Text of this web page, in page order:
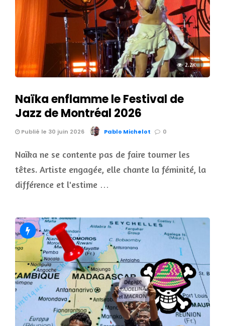
2.2K
Naïka enflamme le Festival de
Jazz de Montréal 2026
Publié le 30 juin 2026 Pablo Michelot 0
Naïka ne se contente pas de faire tourner les
têtes. Artiste engagée, elle chante la féminité, la
différence et l'estime …